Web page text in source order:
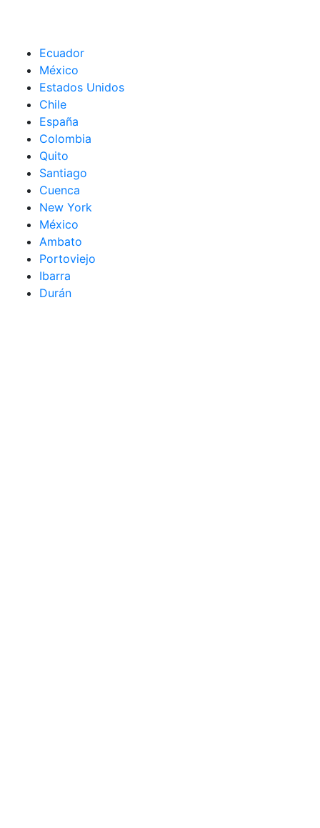
Ecuador
México
Estados Unidos
Chile
España
Colombia
Quito
Santiago
Cuenca
New York
México
Ambato
Portoviejo
Ibarra
Durán